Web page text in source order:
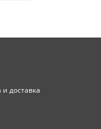
доставка